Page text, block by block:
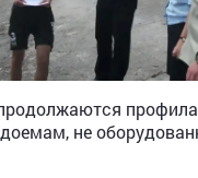
не